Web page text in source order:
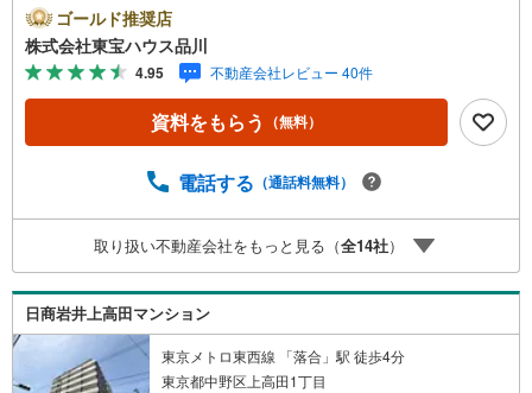
hoo！ 不動産キャンペーン対象店舗】当店で物件を成約す
るとPayPayボーナスライトがもらえる「Yahoo！ 不動産
物件ご成約キャンペーン」の対象になります。「資料をも
らう」「見学予約をする」ボタンからお問い合わせくださ
い。※必ずYahoo！ JAPAN IDでログインしてください。※P
ayPayボーナスライトは出金と譲渡はできません。ご案
問い合わせも常時受け付けております！お気軽にお問い合
ゴールド推奨店
株式会社東宝ハウス品川
4.95 不動産会社レビュー 40件
資料をもらう （無料）
電話する （通話料無料）
取り扱い不動産会社をもっと見る（全14社）
日商岩井上高田マンション
東京メトロ東西線 「落合」駅 徒歩4分
東京都中野区上高田1丁目